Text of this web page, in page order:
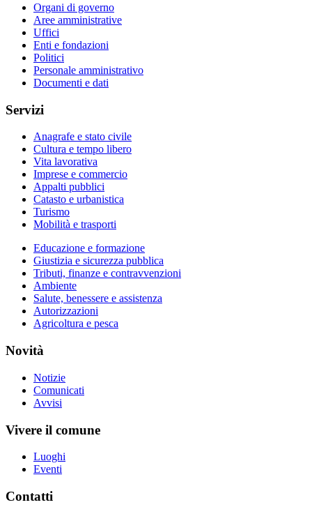
Organi di governo
Aree amministrative
Uffici
Enti e fondazioni
Politici
Personale amministrativo
Documenti e dati
Servizi
Anagrafe e stato civile
Cultura e tempo libero
Vita lavorativa
Imprese e commercio
Appalti pubblici
Catasto e urbanistica
Turismo
Mobilità e trasporti
Educazione e formazione
Giustizia e sicurezza pubblica
Tributi, finanze e contravvenzioni
Ambiente
Salute, benessere e assistenza
Autorizzazioni
Agricoltura e pesca
Novità
Notizie
Comunicati
Avvisi
Vivere il comune
Luoghi
Eventi
Contatti